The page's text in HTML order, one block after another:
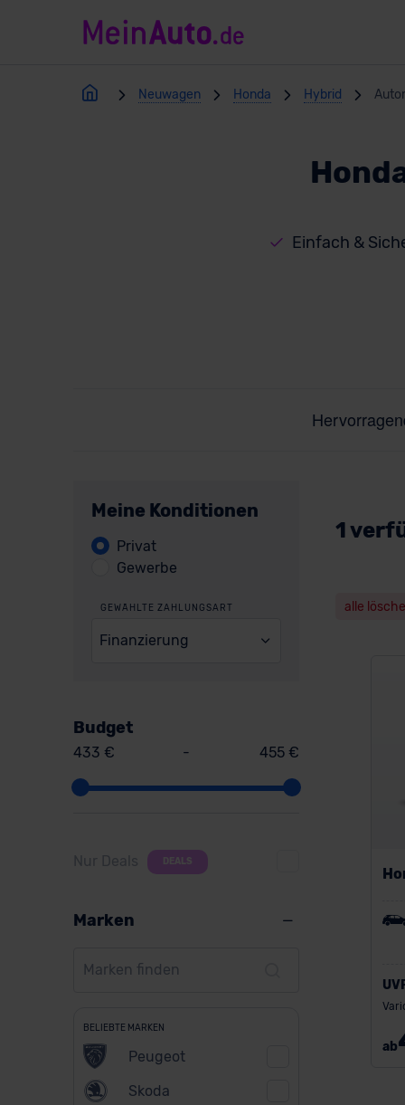
Neuwagen Honda Hybrid
Einfach &
Meine Konditionen
Privat
Gewerbe
GEWÄHLTE ZAHLUNGSART
Finanzierung
Budget
433 € - 455 €
Nur Deals DEALS
Marken
BELIEBTE MARKEN
Peugeot
Skoda
1
alle
ab